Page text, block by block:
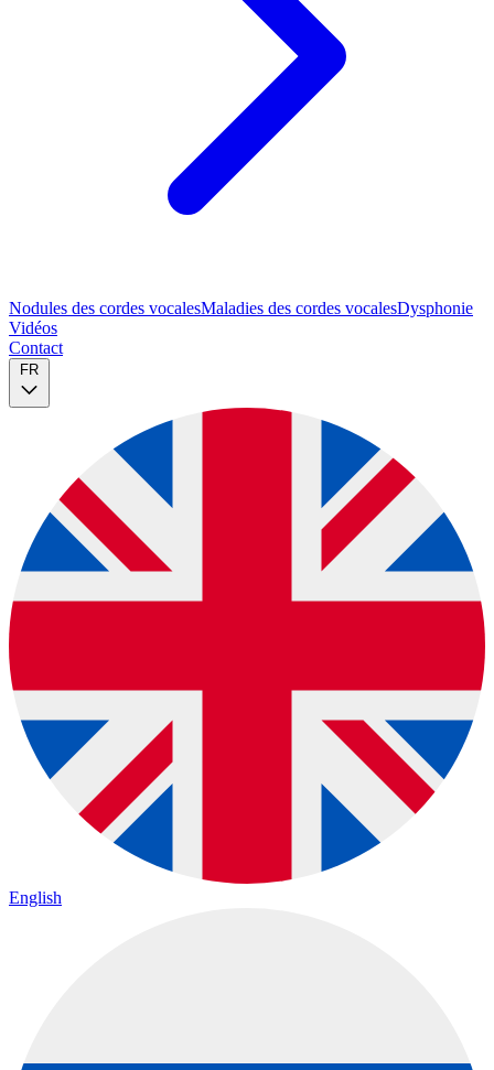
Nodules des cordes vocalesMaladies des cordes vocalesDysphonie
Vidéos
Contact
English